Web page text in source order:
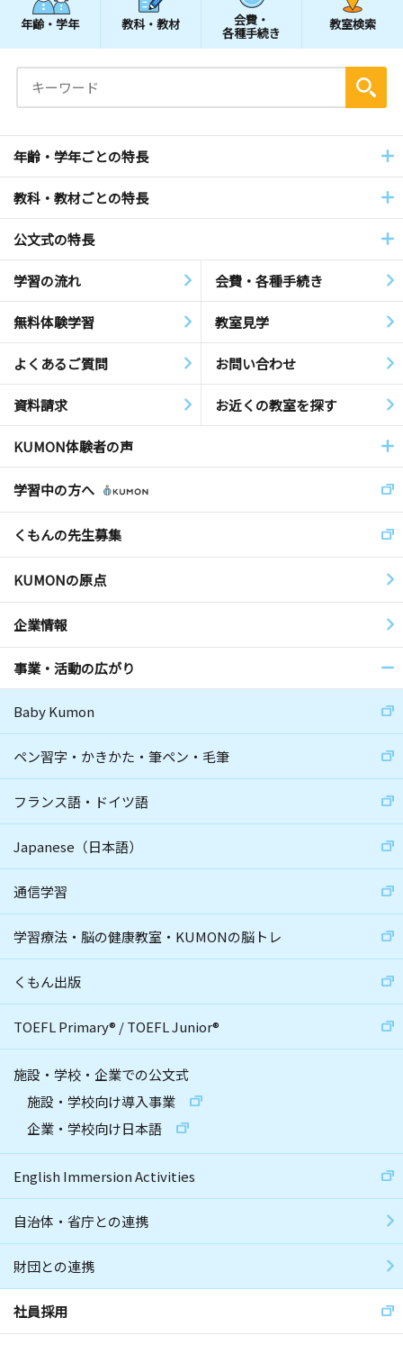
年齢・学年 教科・教材 会費・
各種手続き
教室検索
年齢・学年ごとの特長
教科・教材ごとの特長
公文式の特長
学習の流れ 会費・各種手続き
無料体験学習 教室見学
よくあるご質問 お問い合わせ
資料請求 お近くの教室を探す
KUMON体験者の声
学習中の方へ
くもんの先生募集
KUMONの原点
企業情報
事業・活動の広がり
Baby Kumon
ペン習字・かきかた・筆ペン・毛筆
フランス語・ドイツ語
Japanese（日本語）
通信学習
学習療法・脳の健康教室・KUMONの脳トレ
くもん出版
TOEFL Primary® /TOEFL Junior®
施設・学校・企業での公文式
施設・学校向け導入事業
企業・学校向け日本語
English Immersion Activities
自治体・省庁との連携
財団との連携
社員採用